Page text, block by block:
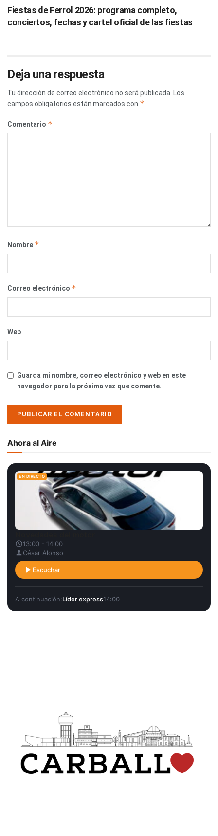
Fiestas de Ferrol 2026: programa completo,
conciertos, fechas y cartel oficial de las fiestas
Deja una respuesta
Tu dirección de correo electrónico no será publicada.
Los
campos obligatorios están marcados con *
Comentario *
Nombre *
Correo electrónico *
Web
Guarda mi nombre, correo electrónico y web en este
navegador para la próxima vez que comente.
Ahora al Aire
EN DIRECTO
13:00 - 14:00
César Alonso
Escuchar
A continuación:Líder express14:00